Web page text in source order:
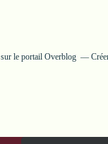
sur le portail Overblog